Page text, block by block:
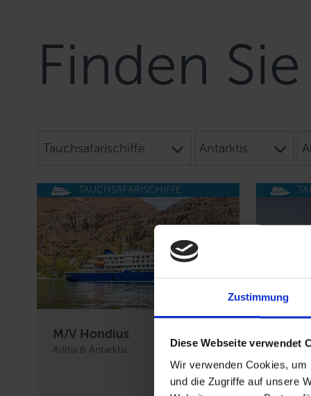
Zustimmung
Diese Webseite verwendet
Wir verwenden Cookies,
und die Zugriffe auf unsere
Finden
Tauchsafarischiffe Antarktis
TAUCHSAFARISCHIFFE
M/V Hondius
Arktis & Antarktis Arktis-